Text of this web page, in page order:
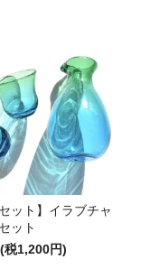
ット】イラブチャ
ット
税1,200円)